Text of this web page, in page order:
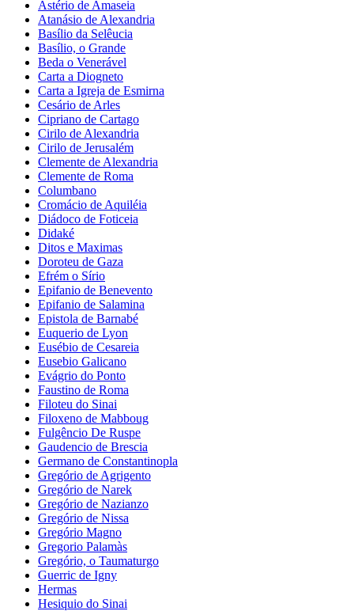
Astério de Amaseia
Atanásio de Alexandria
Basílio da Selêucia
Basílio, o Grande
Beda o Venerável
Carta a Diogneto
Carta a Igreja de Esmirna
Cesário de Arles
Cipriano de Cartago
Cirilo de Alexandria
Cirilo de Jerusalém
Clemente de Alexandria
Clemente de Roma
Columbano
Cromácio de Aquiléia
Diádoco de Foticeia
Didaké
Ditos e Maximas
Doroteu de Gaza
Efrém o Sírio
Epifanio de Benevento
Epifanio de Salamina
Epistola de Barnabé
Euquerio de Lyon
Eusébio de Cesareia
Eusebio Galicano
Evágrio do Ponto
Faustino de Roma
Filoteu do Sinai
Filoxeno de Mabboug
Fulgêncio De Ruspe
Gaudencio de Brescia
Germano de Constantinopla
Gregório de Agrigento
Gregório de Narek
Gregório de Nazianzo
Gregório de Nissa
Gregório Magno
Gregorio Palamàs
Gregório, o Taumaturgo
Guerric de Igny
Hermas
Hesiquio do Sinai